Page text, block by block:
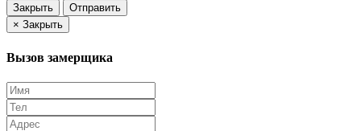
Закрыть
Отправить
× Закрыть
Вызов замерщика